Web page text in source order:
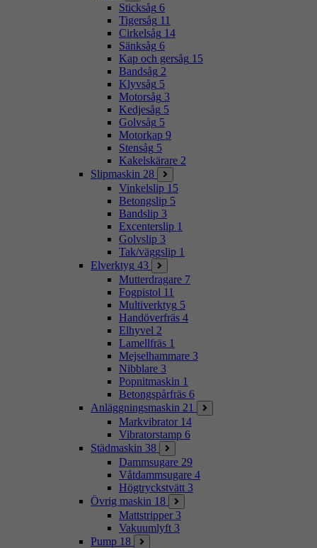
Sticksåg 6
Tigersåg 11
Cirkelsåg 14
Sänksåg 6
Kap och gersåg 15
Bandsåg 2
Klyvsåg 5
Motorsåg 3
Kedjesåg 5
Golvsåg 5
Motorkap 9
Stensåg 5
Kakelskärare 2
Slipmaskin 28
Vinkelslip 15
Betongslip 5
Bandslip 3
Excenterslip 1
Golvslip 3
Tak/väggslip 1
Elverktyg 43
Mutterdragare 7
Fogpistol 11
Multiverktyg 5
Handöverfräs 4
Elhyvel 2
Lamellfräs 1
Mejselhammare 3
Nibblare 3
Popnitmaskin 1
Betongspårfräs 6
Anläggningsmaskin 21
Markvibrator 14
Vibratorstamp 6
Städmaskin 38
Dammsugare 29
Våtdammsugare 4
Högtryckstvätt 3
Övrig maskin 18
Mattstripper 3
Vakuumlyft 3
Pump 18